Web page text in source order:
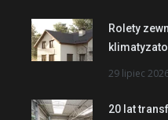
Rolety
29 lipiec
20 lat